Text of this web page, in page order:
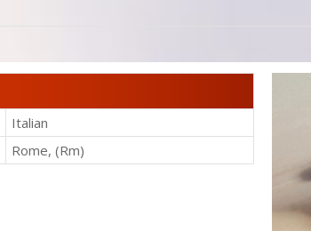
Italian
Rome, (Rm)